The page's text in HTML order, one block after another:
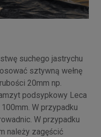
suchego jastrychu
sztywną wełnę
20mm np.
podsypkowy Leca
W przypadku
W przypadku
należy zagęścić